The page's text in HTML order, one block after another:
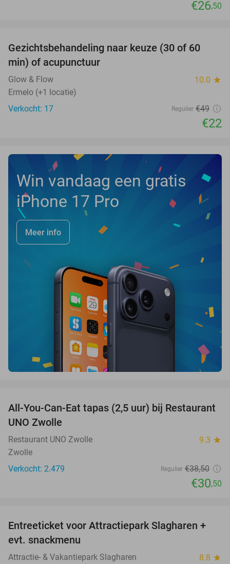
€26,50
55%
TODAY
Gezichtsbehandeling naar keuze (30 of 60
min) of acupunctuur
Glow & Flow 10.0 star
Ermelo (+1 locatie)
Verkocht: 17
Regulier €49
€22
Win vandaag een gratis
iPhone 17 Pro
Meer info
21%
All-You-Can-Eat tapas (2,5 uur) bij Restaurant
UNO Zwolle
Restaurant UNO Zwolle 9.3 star
Zwolle
Verkocht: 2.479
Regulier €38,50
€30,50
41%
Entreeticket voor Attractiepark Slagharen +
evt. snackmenu
Attractie- & Vakantiepark Slagharen 8.8 star